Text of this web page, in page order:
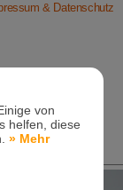
von
helfen, diese
» Mehr
& Datenschutz
und